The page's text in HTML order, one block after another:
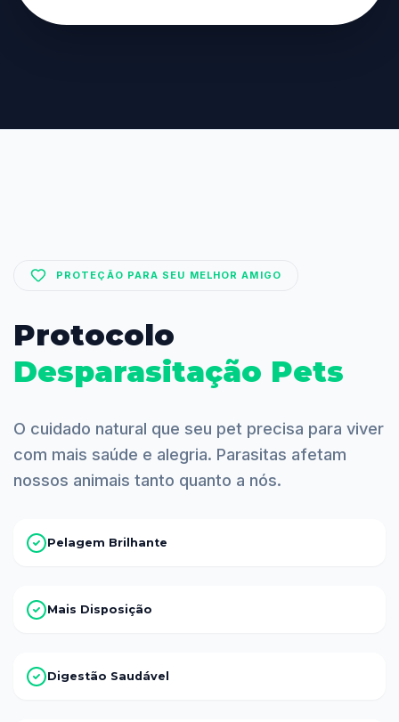
PROTEÇÃO PARA SEU MELHOR AMIGO
Protocolo
Desparasitação Pets
O cuidado natural que seu pet precisa para viver
com mais saúde e alegria. Parasitas afetam
nossos animais tanto quanto a nós.
Pelagem Brilhante
Mais Disposição
Digestão Saudável